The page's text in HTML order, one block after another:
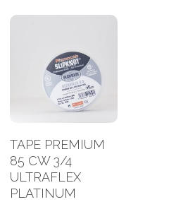
Leer Más
TAPE PREMIUM
85 CW 3/4
ULTRAFLEX
PLATINUM